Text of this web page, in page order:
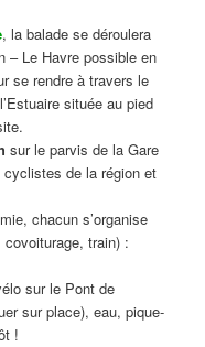
, la balade se déroulera
– Le Havre possible en
se rendre à travers le
située au pied
sur le parvis de la Gare
de la région et
chacun s’organise
covoiturage, train) :
sur le Pont de
sur place), eau, pique-
!